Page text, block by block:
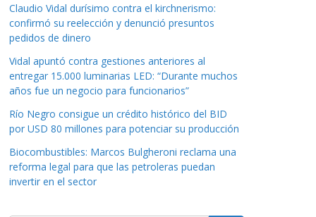
Claudio Vidal durísimo contra el kirchnerismo:
confirmó su reelección y denunció presuntos
pedidos de dinero
Vidal apuntó contra gestiones anteriores al
entregar 15.000 luminarias LED: “Durante muchos
años fue un negocio para funcionarios”
Río Negro consigue un crédito histórico del BID
por USD 80 millones para potenciar su producción
Biocombustibles: Marcos Bulgheroni reclama una
reforma legal para que las petroleras puedan
invertir en el sector